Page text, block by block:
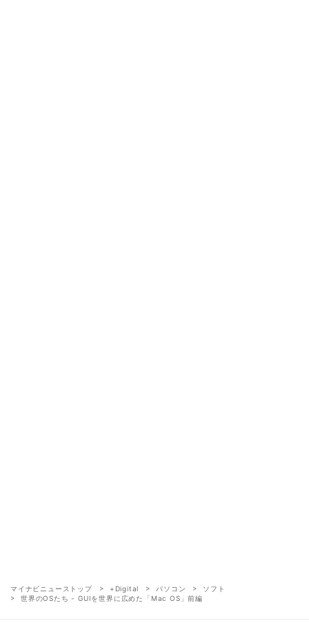
マイナビニューストップ +Digital パソコン
ソフト
世界のOSたち - GUIを世界に広めた「Mac OS」前編